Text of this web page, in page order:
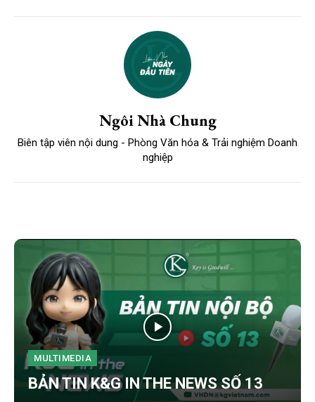
Ngôi Nhà Chung
Biên tập viên nội dung - Phòng Văn hóa & Trải nghiệm Doanh
nghiệp
MULTIMEDIA
BẢN TIN K&G IN THE NEWS SỐ 13